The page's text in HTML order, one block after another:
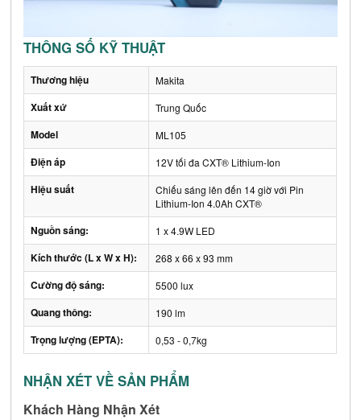
THÔNG SỐ KỸ THUẬT
Thương hiệu Makita
Xuất xứ Trung Quốc
Model ML105
Điện áp 12V tối đa CXT® Lithium-Ion
Hiệu suất
Chiếu sáng lên đến 14 giờ với Pin
Lithium-Ion 4.0Ah CXT®
Nguồn sáng: 1 x 4.9W LED
Kích thước (L x W x H): 268 x 66 x 93 mm
Cường độ sáng: 5500 lux
Quang thông: 190 lm
Trọng lượng (EPTA): 0,53 - 0,7kg
NHẬN XÉT VỀ SẢN PHẨM
Khách Hàng Nhận Xét